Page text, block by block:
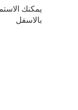
يمكنك
بالاسفل